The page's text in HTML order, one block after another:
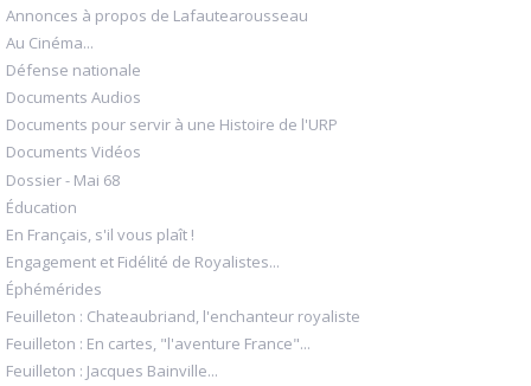
Annonces à propos de Lafautearousseau
Au Cinéma...
Défense nationale
Documents Audios
Documents pour servir à une Histoire de l'URP
Documents Vidéos
Dossier - Mai 68
Éducation
En Français, s'il vous plaît !
Engagement et Fidélité de Royalistes...
Éphémérides
Feuilleton : Chateaubriand, l'enchanteur royaliste
Feuilleton : En cartes, "l'aventure France"...
Feuilleton : Jacques Bainville...